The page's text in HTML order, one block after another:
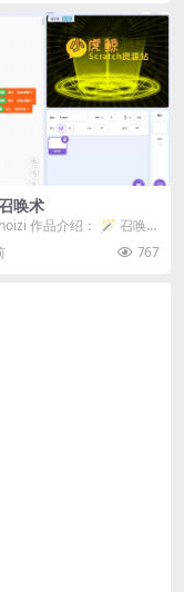
唤术
作品介绍： 🪄 召唤魔
启神秘召唤仪式！ 在这款
767